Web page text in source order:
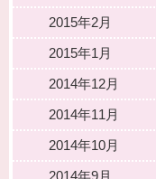
2015年2月
2015年1月
2014年12月
2014年11月
2014年10月
2014年9月